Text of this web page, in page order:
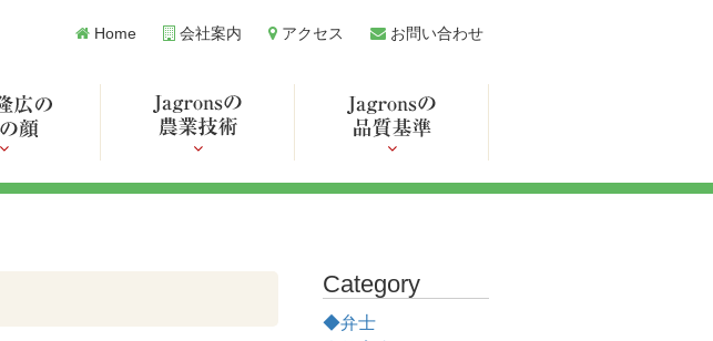
Home 会社案内 アクセス お問い合わせ
Category
◆弁士